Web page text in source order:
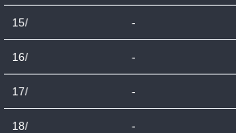
15/ -
16/ -
17/ -
18/ -